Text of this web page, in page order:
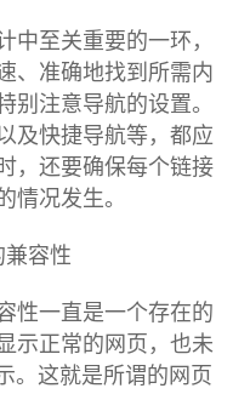
中至关重要的一环，
、准确地找到所需内
别注意导航的设置。
及快捷导航等，都应
，还要确保每个链接
情况发生。
兼容性
性一直是一个存在的
示正常的网页，也未
。这就是所谓的网页